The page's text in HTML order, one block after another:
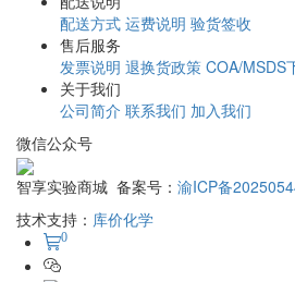
配送方式 运费说明 验货签收
售后服务
发票说明 退换货政策 COA/MSDS
关于我们
公司简介 联系我们 加入我们
微信公众号
智享实验商城 备案号： 渝ICP备
技术支持： 库价化学
0